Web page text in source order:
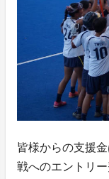
皆様からの支援
戦へのエントリ